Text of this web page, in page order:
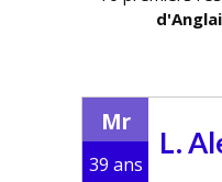
Mr
39 ans
L.